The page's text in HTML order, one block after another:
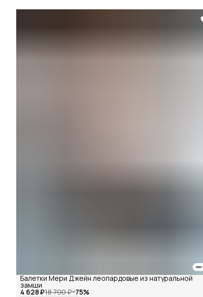
4 628 ₽18 700 ₽−75%
Балетки Мери Джейн леопардовые из натуральной
замши